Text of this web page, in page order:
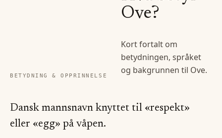
BETYDNING & OPPRINNELSE
Ove?
Kort fortalt om
betydningen, språket
og bakgrunnen til Ove.
Dansk mannsnavn knyttet til «respekt»
eller «egg» på våpen.